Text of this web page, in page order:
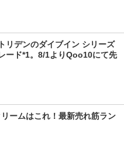
リデンのダイブイン シリーズ
ード*1。8/1よりQoo10にて先
ームはこれ！最新売れ筋ラン